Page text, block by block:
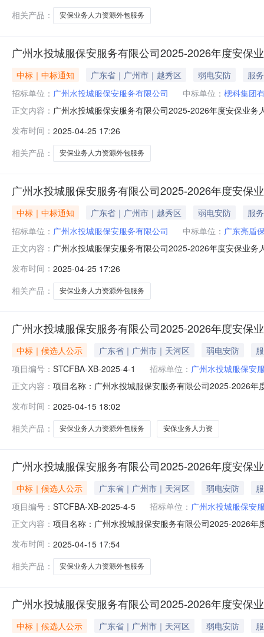
元/人/次三
相关产品： 安保业务人力资源外包服务
广州水投城服保安服务有限公司2025-2026年度安保
中标｜中标通知 广东省｜广州市｜越秀区 弱电安防
服务
招标单位： 广州水投城服保安服务有限公司 中标单位： 楒科集团
正文内容： 广州水投城服保安服务有限公司2025-2026年度安保业
安保业务人力资源外包服务项目（第二批）（子包三）
成交内容
发布时间： 2025-04-25 17:26
相关产品：
安保业务人力资源外包服务
广州水投城服保安服务有限公司2025-2026年度安保
中标｜中标通知 广东省｜广州市｜越秀区 弱电安防
服务
招标单位： 广州水投城服保安服务有限公司 中标单位： 广东亮盾
正文内容： 广州水投城服保安服务有限公司2025-2026年度安保业
安保业务人力资源外包服务项目（第二批）（子包一）
350元/人/次
发布时间： 2025-04-25 17:26
相关产品：
安保业务人力资源外包服务
广州水投城服保安服务有限公司2025-2026年度安保
中标｜候选人公示 广东省｜广州市｜天河区 弱电安防
项目编号： STCFBA-XB-2025-4-1 招标单位： 广州水投城服保安
正文内容： 项目名称：广州水投城服保安服务有限公司2025-2026
标候选人，响应报价：岗位人员4700元/人/月，临时需
需
发布时间： 2025-04-15 18:02
相关产品：
安保业务人力资源外包服务 安保业务人力资
广州水投城服保安服务有限公司2025-2026年度安保
中标｜候选人公示 广东省｜广州市｜天河区 弱电安防
项目编号： STCFBA-XB-2025-4-5 招标单位： 广州水投城服保安
正文内容： 项目名称：广州水投城服保安服务有限公司2025-2026
候选人，响应报价：岗位人员4477元/人/月，临时需求
发布时间： 2025-04-15 17:54
相关产品：
安保业务人力资源外包服务
广州水投城服保安服务有限公司2025-2026年度安保
中标｜候选人公示 广东省｜广州市｜天河区 弱电安防